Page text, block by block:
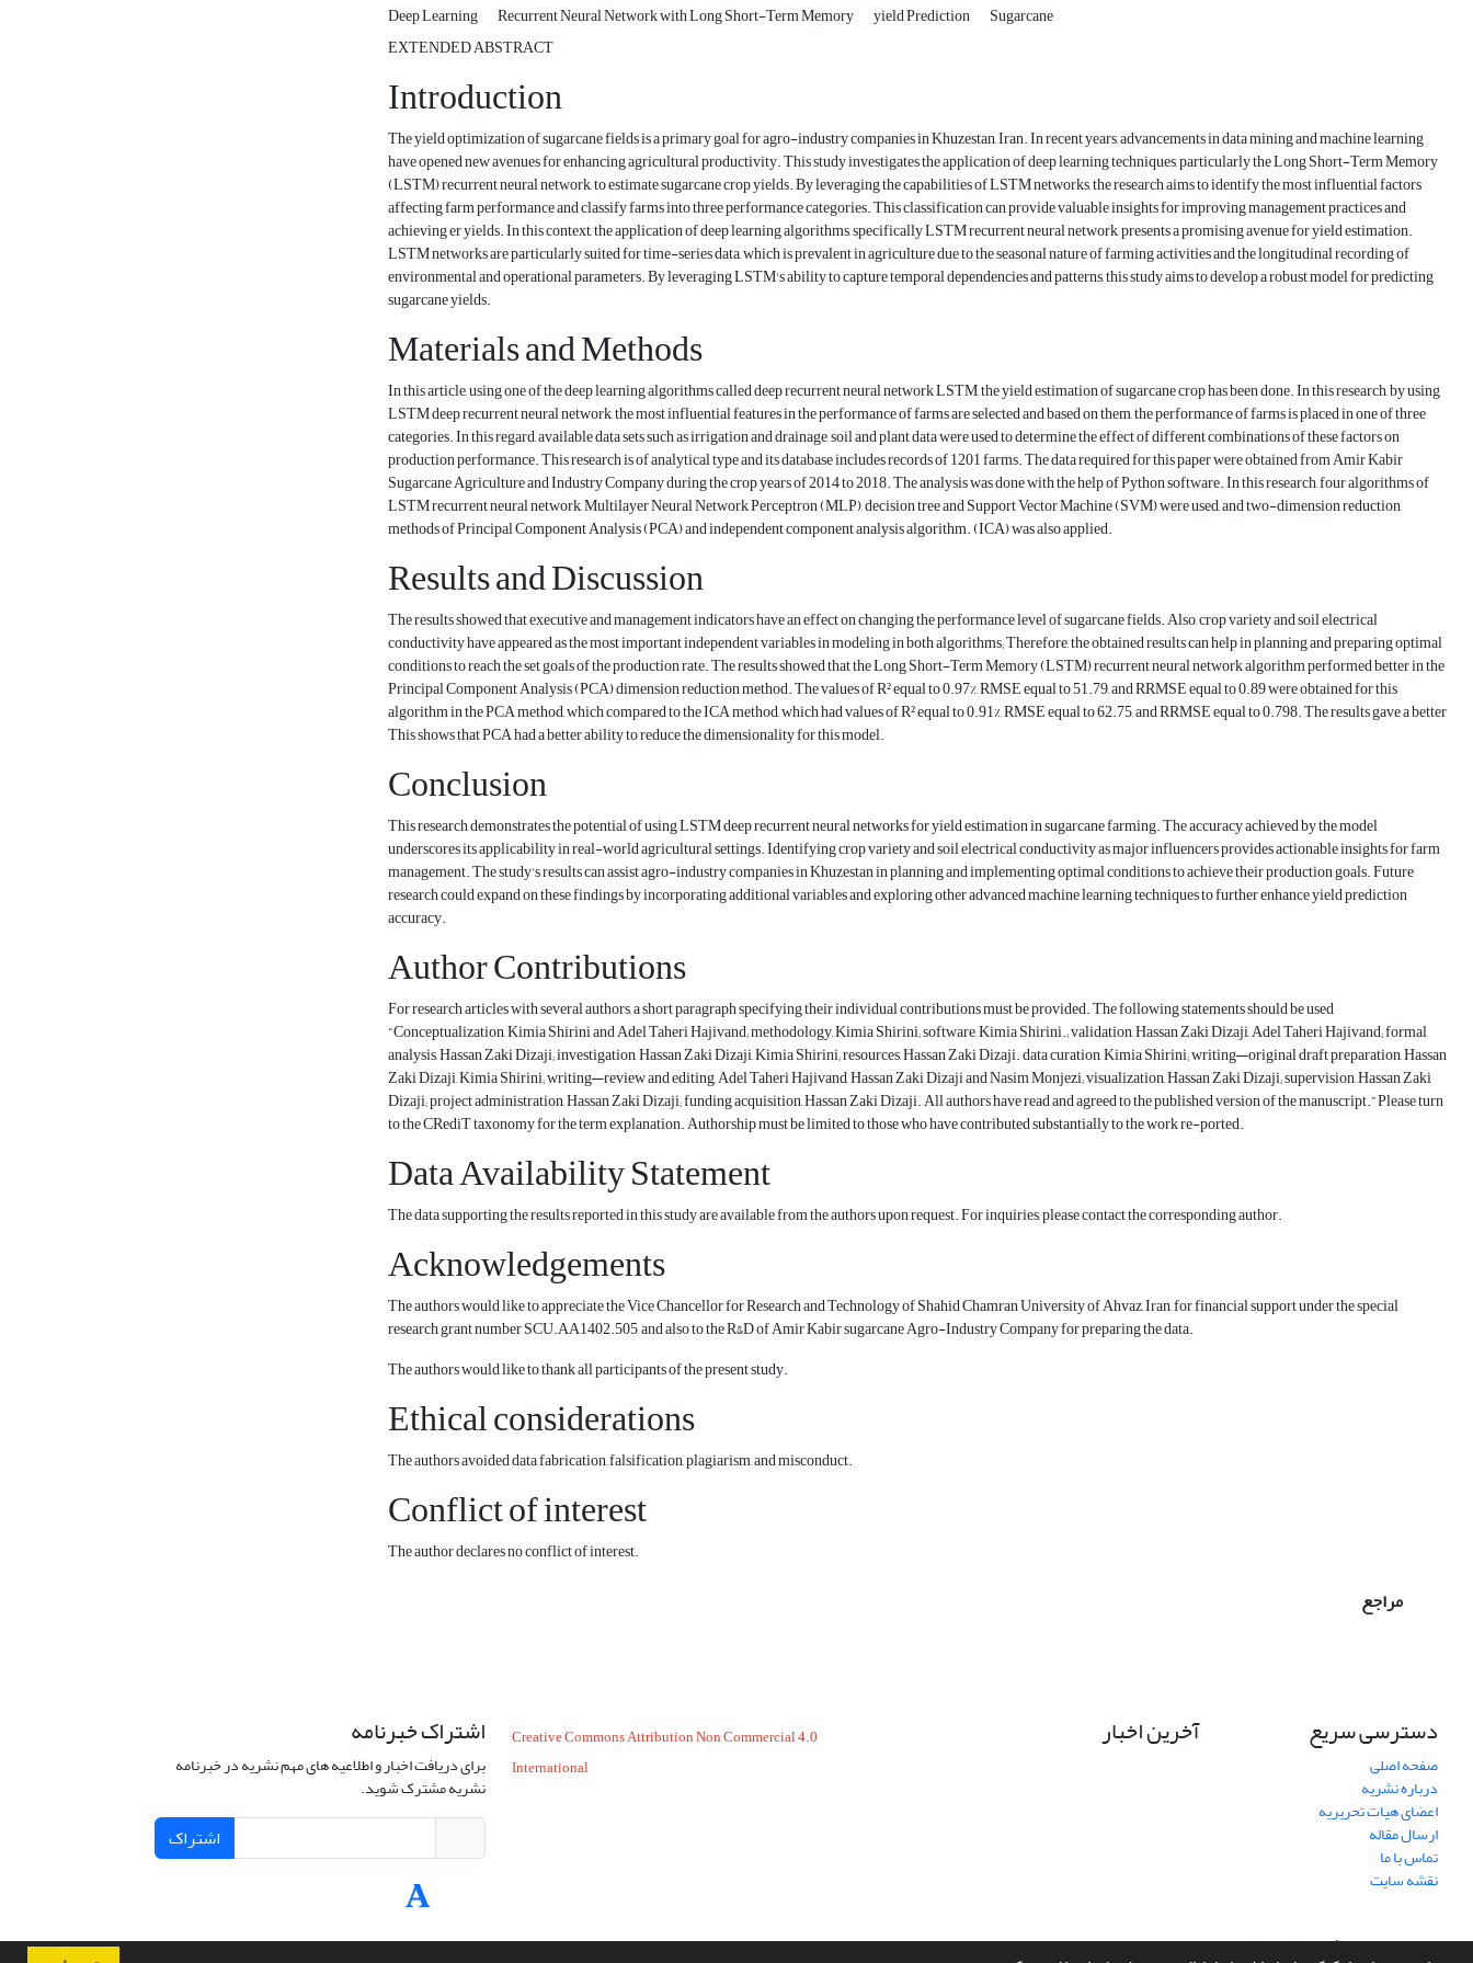
Deep Learning Recurrent Neural Network with Long Short-Term Memory yield Prediction
Sugarcane
EXTENDED ABSTRACT
Introduction
The yield optimization of sugarcane fields is a primary goal for agro-industry companies in Khuzestan, Iran. In recent years, advancements in data mining and machine learning
have opened new avenues for enhancing agricultural productivity. This study investigates the application of deep learning techniques, particularly the Long Short-Term Memory
(LSTM) recurrent neural network, to estimate sugarcane crop yields. By leveraging the capabilities of LSTM networks, the research aims to identify the most influential factors
affecting farm performance and classify farms into three performance categories. This classification can provide valuable insights for improving management practices and
achieving er yields. In this context, the application of deep learning algorithms, specifically LSTM recurrent neural network, presents a promising avenue for yield estimation.
LSTM networks are particularly suited for time-series data, which is prevalent in agriculture due to the seasonal nature of farming activities and the longitudinal recording of
environmental and operational parameters. By leveraging LSTM's ability to capture temporal dependencies and patterns, this study aims to develop a robust model for predicting
sugarcane yields.
Materials and Methods
In this article, using one of the deep learning algorithms called deep recurrent neural network LSTM, the yield estimation of sugarcane crop has been done. In this research, by using
LSTM deep recurrent neural network, the most influential features in the performance of farms are selected and based on them, the performance of farms is placed in one of three
categories. In this regard, available data sets such as irrigation and drainage, soil and plant data were used to determine the effect of different combinations of these factors on
production performance. This research is of analytical type and its database includes records of 1201 farms. The data required for this paper were obtained from Amir Kabir
Sugarcane Agriculture and Industry Company during the crop years of 2014 to 2018. The analysis was done with the help of Python software. In this research, four algorithms of
LSTM recurrent neural network, Multilayer Neural Network Perceptron (MLP), decision tree and Support Vector Machine (SVM) were used, and two-dimension reduction
methods of Principal Component Analysis (PCA) and independent component analysis algorithm. (ICA) was also applied.
Results and Discussion
The results showed that executive and management indicators have an effect on changing the performance level of sugarcane fields. Also, crop variety and soil electrical
conductivity have appeared as the most important independent variables in modeling in both algorithms; Therefore, the obtained results can help in planning and preparing optimal
conditions to reach the set goals of the production rate. The results showed that the Long Short-Term Memory (LSTM) recurrent neural network algorithm performed better in the
Principal Component Analysis (PCA) dimension reduction method. The values of R² equal to 0.97%, RMSE equal to 51.79, and RRMSE equal to 0.89 were obtained for this
algorithm in the PCA method, which compared to the ICA method, which had values of R² equal to 0.91%, RMSE equal to 62.75, and RRMSE equal to 0.798. The results gave a better
This shows that PCA had a better ability to reduce the dimensionality for this model.
Conclusion
This research demonstrates the potential of using LSTM deep recurrent neural networks for yield estimation in sugarcane farming. The accuracy achieved by the model
underscores its applicability in real-world agricultural settings. Identifying crop variety and soil electrical conductivity as major influencers provides actionable insights for farm
management. The study's results can assist agro-industry companies in Khuzestan in planning and implementing optimal conditions to achieve their production goals. Future
research could expand on these findings by incorporating additional variables and exploring other advanced machine learning techniques to further enhance yield prediction
accuracy.
Author Contributions
For research articles with several authors, a short paragraph specifying their individual contributions must be provided. The following statements should be used
“Conceptualization, Kimia Shirini and Adel Taheri Hajivand; methodology, Kimia Shirini; software, Kimia Shirini.; validation, Hassan Zaki Dizaji, Adel Taheri Hajivand; formal
analysis, Hassan Zaki Dizaji; investigation, Hassan Zaki Dizaji, Kimia Shirini; resources, Hassan Zaki Dizaji. data curation, Kimia Shirini; writing—original draft preparation, Hassan
Zaki Dizaji, Kimia Shirini; writing—review and editing, Adel Taheri Hajivand, Hassan Zaki Dizaji and Nasim Monjezi; visualization, Hassan Zaki Dizaji; supervision, Hassan Zaki
Dizaji; project administration, Hassan Zaki Dizaji; funding acquisition, Hassan Zaki Dizaji. All authors have read and agreed to the published version of the manuscript.” Please turn
to the CRediT taxonomy for the term explanation. Authorship must be limited to those who have contributed substantially to the work re-ported.
Data Availability Statement
The data supporting the results reported in this study are available from the authors upon request. For inquiries, please contact the corresponding author.
Acknowledgements
The authors would like to appreciate the Vice Chancellor for Research and Technology of Shahid Chamran University of Ahvaz, Iran, for financial support under the special
research grant number SCU.AA1402.505, and also to the R&D of Amir Kabir sugarcane Agro-Industry Company for preparing the data.
The authors would like to thank all participants of the present study.
Ethical considerations
The authors avoided data fabrication, falsification, plagiarism, and misconduct.
Conflict of interest
The author declares no conflict of interest.
مراجع
دسترسی سریع
صفحه اصلی
درباره نشریه
اعضای هیات تحریریه
ارسال مقاله
تماس با ما
نقشه سایت
آخرین اخبار
Creative Commons Attribution Non Commercial 4.0
International
اشتراک خبرنامه
برای دریافت اخبار و اطلاعیه های مهم نشریه در خبرنامه
نشریه مشترک شوید.
اشتراک
سامانه مدیریت نشریات علمی.طراحی و پیاده سازی ازسیناوب